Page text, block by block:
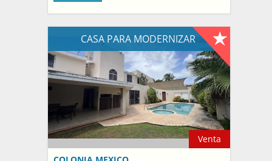
CASA PARA MODERNIZAR
Venta